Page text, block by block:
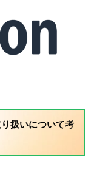
扱いについて考